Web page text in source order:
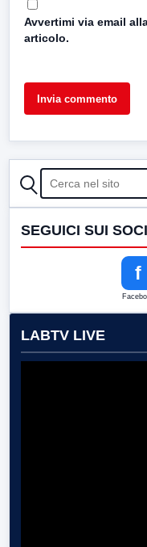
Avvertimi via email
articolo.
CERCA
SEGUICI SUI
f
LABTV LIVE